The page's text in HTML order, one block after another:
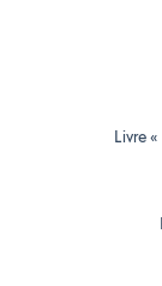
Livre